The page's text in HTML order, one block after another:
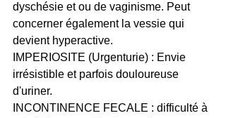
dyschésie et ou de vaginisme. Peut
concerner également la vessie qui
devient hyperactive.
IMPERIOSITE (Urgenturie) : Envie
irrésistible et parfois douloureuse
d'uriner.
INCONTINENCE FECALE : difficulté à